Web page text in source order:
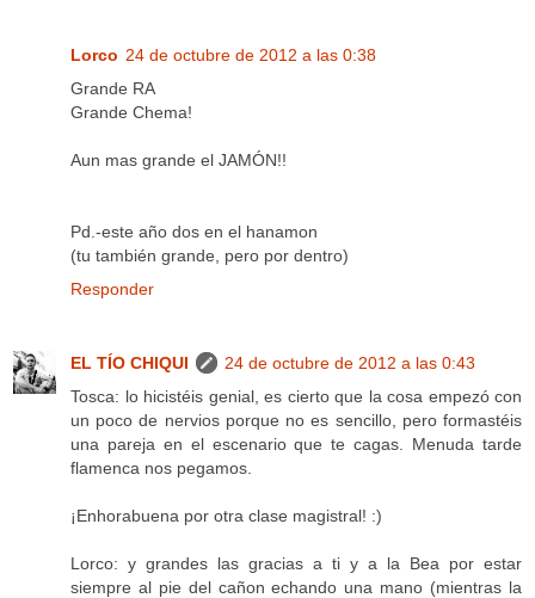
Lorco 24 de octubre de 2012 a las 0:38
Grande RA
Grande Chema!
Aun mas grande el JAMÓN!!
Pd.-este año dos en el hanamon
(tu también grande, pero por dentro)
Responder
EL TÍO CHIQUI
24 de octubre de 2012 a las 0:43
Tosca: lo hicistéis genial, es cierto que la cosa empezó con
un poco de nervios porque no es sencillo, pero formastéis
una pareja en el escenario que te cagas. Menuda tarde
flamenca nos pegamos.
¡Enhorabuena por otra clase magistral! :)
Lorco: y grandes las gracias a ti y a la Bea por estar
siempre al pie del cañon echando una mano (mientras la